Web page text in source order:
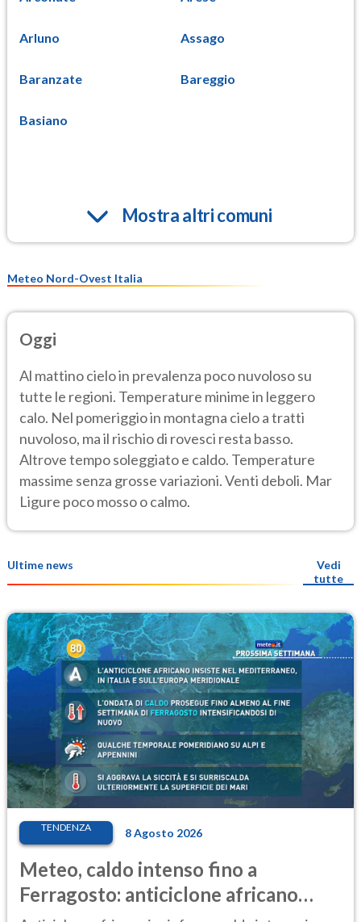
Arluno Assago
Baranzate Bareggio
Basiano
Mostra altri comuni
Meteo Nord-Ovest Italia
Oggi
Al mattino cielo in prevalenza poco nuvoloso su
tutte le regioni. Temperature minime in leggero
calo. Nel pomeriggio in montagna cielo a tratti
nuvoloso, ma il rischio di rovesci resta basso.
Altrove tempo soleggiato e caldo. Temperature
massime senza grosse variazioni. Venti deboli. Mar
Ligure poco mosso o calmo.
Ultime news
Vedi
tutte
TENDENZA 8 Agosto 2026
Meteo, caldo intenso fino a
Ferragosto: anticiclone africano